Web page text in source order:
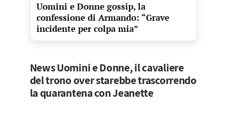
Uomini e Donne gossip, la
confessione di Armando: “Grave
incidente per colpa mia”
News Uomini e Donne, il cavaliere
del trono over starebbe trascorrendo
la quarantena con Jeanette